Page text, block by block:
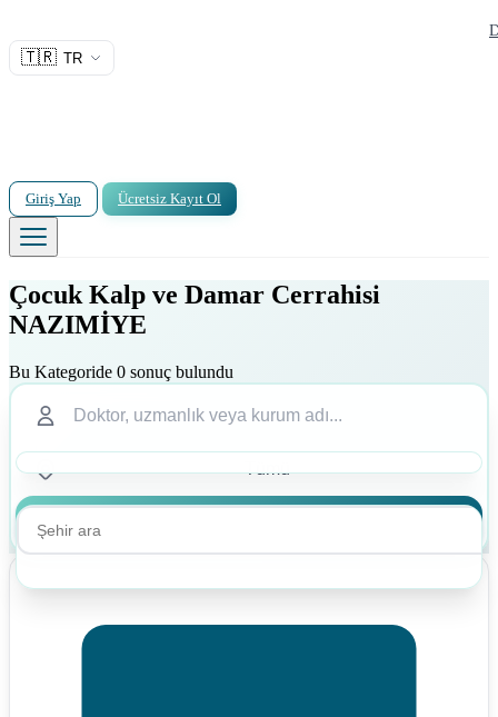
🇹🇷 TR
Giriş Yap Ücretsiz Kayıt Ol
Çocuk Kalp ve Damar Cerrahisi
NAZIMİYE
Bu Kategoride 0 sonuç bulundu